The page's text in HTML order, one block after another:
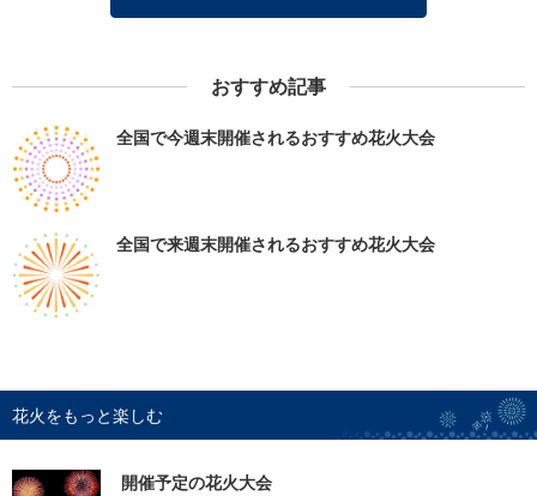
おすすめ記事
全国で今週末開催されるおすすめ花火大会
全国で来週末開催されるおすすめ花火大会
花火をもっと楽しむ
開催予定の花火大会